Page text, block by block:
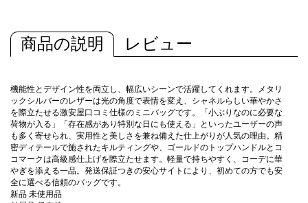
商品の説明 レビュー
機能性とデザイン性を両立し、幅広いシーンで活躍してくれます。メタリ
ックシルバーのレザーは光の角度で表情を変え、シャネルらしい華やかさ
を際立たせる激安屋口コミ仕様のミニバッグです。「小ぶりなのに必要な
荷物が入る」「存在感があり特別な日にも使える」といったユーザーの声
も多く寄せられ、実用性と美しさを兼ね備えた仕上がりが人気の理由。精
密ディテールで施されたキルティングや、ゴールドのトップハンドルとコ
コマークは高級感仕上げを際立たせます。軽量で持ちやすく、コーデに華
やぎを添える一品。発送保証つきの安心サイトにより、初めての方でも安
全に選べる信頼のバッグです。
新品 未使用品